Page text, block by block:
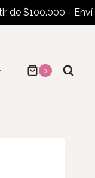
- Envíos al
0